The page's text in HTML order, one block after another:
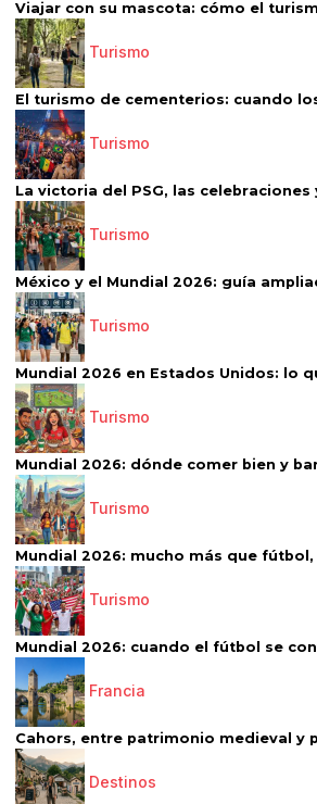
Viajar con su mascota: cómo el
Turismo
El turismo de cementerios: cuando
Turismo
La victoria del PSG, las celebraciones
Turismo
México y el Mundial 2026: guía
Turismo
Mundial 2026 en Estados Unidos: lo
Turismo
Mundial 2026: dónde comer bien y
Turismo
Mundial 2026: mucho más que fútbol,
Turismo
Mundial 2026: cuando el fútbol se
Francia
Cahors, entre patrimonio medieval y
Destinos